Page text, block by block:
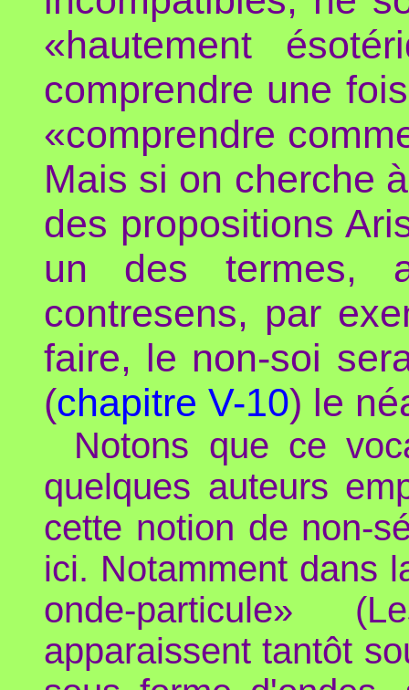
«hautement
comprendre une
«comprendre
Mais si on cherche
des propositions
un des termes,
contresens, par
faire, le non-soi
(chapitre V-10) le
Notons que ce
quelques auteurs
cette notion de non-
ici. Notamment dans
onde-particule»
apparaissent tantôt